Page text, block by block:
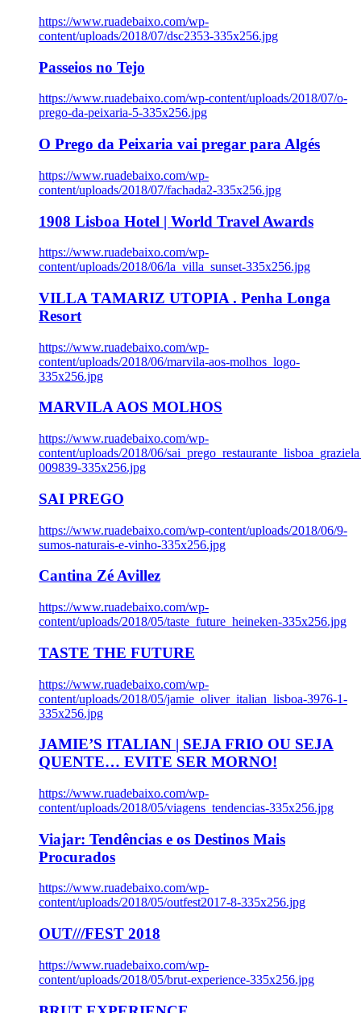
https://www.ruadebaixo.com/wp-
content/uploads/2018/07/dsc2353-335x256.jpg
Passeios no Tejo
https://www.ruadebaixo.com/wp-content/uploads/2018/07/o-
prego-da-peixaria-5-335x256.jpg
O Prego da Peixaria vai pregar para Algés
https://www.ruadebaixo.com/wp-
content/uploads/2018/07/fachada2-335x256.jpg
1908 Lisboa Hotel | World Travel Awards
https://www.ruadebaixo.com/wp-
content/uploads/2018/06/la_villa_sunset-335x256.jpg
VILLA TAMARIZ UTOPIA . Penha Longa
Resort
https://www.ruadebaixo.com/wp-
content/uploads/2018/06/marvila-aos-molhos_logo-
335x256.jpg
MARVILA AOS MOLHOS
https://www.ruadebaixo.com/wp-
content/uploads/2018/06/
009839-335x256.jpg
SAI PREGO
https://www.ruadebaixo.com/wp-content/uploads/2018/06/9-
sumos-naturais-e-vinho-335x256.jpg
Cantina Zé Avillez
https://www.ruadebaixo.com/wp-
content/uploads/2018/05/taste_future_heineken-335x256.jpg
TASTE THE FUTURE
https://www.ruadebaixo.com/wp-
content/uploads/2018/05/jamie_oliver_italian_lisboa-3976-1-
335x256.jpg
JAMIE’S ITALIAN | SEJA FRIO OU SEJA
QUENTE… EVITE SER MORNO!
https://www.ruadebaixo.com/wp-
content/uploads/2018/05/viagens_tendencias-335x256.jpg
Viajar: Tendências e os Destinos Mais
Procurados
https://www.ruadebaixo.com/wp-
content/uploads/2018/05/outfest2017-8-335x256.jpg
OUT///FEST 2018
https://www.ruadebaixo.com/wp-
content/uploads/2018/05/brut-experience-335x256.jpg